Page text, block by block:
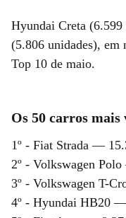
Hyundai Creta
(5.806 unidades), em
Top 10 de maio.
Os 50 carros mais
1º - Fiat Strada —
2º - Volkswagen
3º - Volkswagen T-
4º - Hyundai HB20